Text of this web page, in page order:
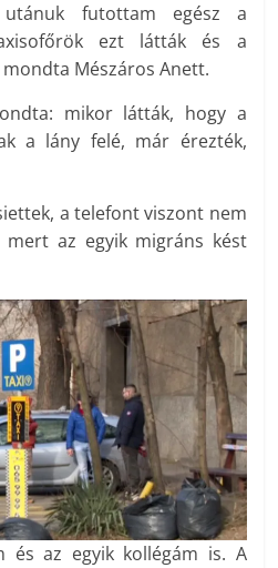
futottam egész a
ezt látták és a
Mészáros Anett.
mikor látták, hogy a
a lány felé, már érezték,
a telefont viszont nem
mert az egyik migráns kést
és az egyik kollégám is. A